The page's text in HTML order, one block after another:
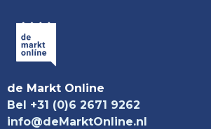
de Markt Online
Bel +31 (0)6 2671 9262
info@deMarktOnline.nl